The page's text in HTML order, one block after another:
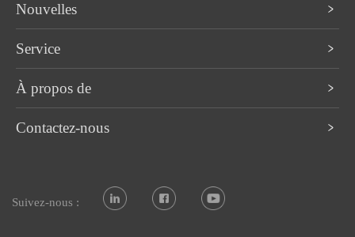
Nouvelles
Service
À propos de
Contactez-nous
Suivez-nous :